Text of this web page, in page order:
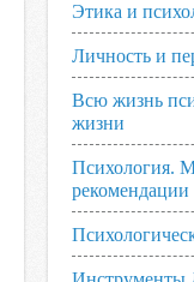
Этика и
Личность и
Всю жизнь
жизни
Психология.
рекомендации